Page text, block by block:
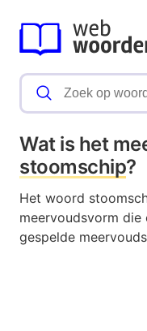
Wat is het
stoomschip?
Het woord
meervoudsvorm
gespelde